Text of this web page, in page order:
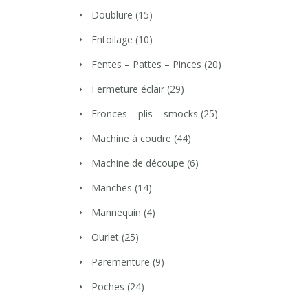
Doublure (15)
Entoilage (10)
Fentes – Pattes – Pinces (20)
Fermeture éclair (29)
Fronces – plis – smocks (25)
Machine à coudre (44)
Machine de découpe (6)
Manches (14)
Mannequin (4)
Ourlet (25)
Parementure (9)
Poches (24)